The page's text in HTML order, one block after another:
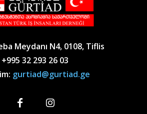
Meydanı N4, 0108, Tiflis
+995 32 293 26 03
gurtiad@gurtiad.ge